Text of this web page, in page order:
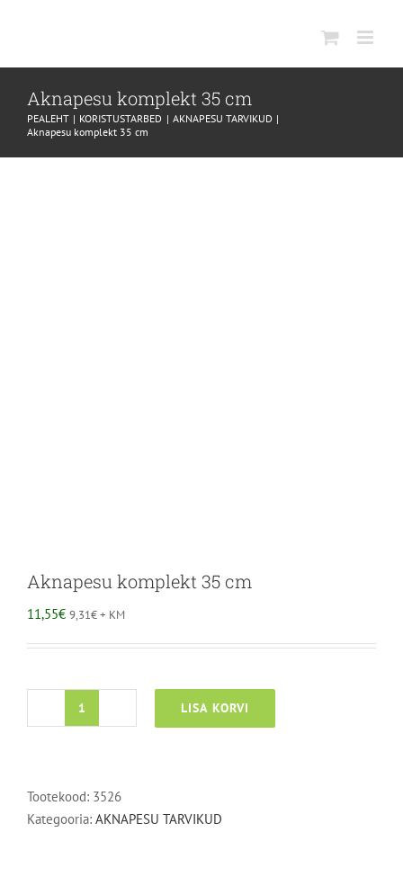
Aknapesu komplekt 35 cm
PEALEHT KORISTUSTARBED
AKNAPESU TARVIKUD
Aknapesu komplekt 35 cm
Aknapesu komplekt 35 cm
11,55€ 9,31€+ KM
Aknapesu
LISA KORVI
Tootekood: 3526
Kategooria: AKNAPESU TARVIKUD